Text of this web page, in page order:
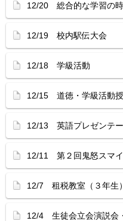
12/20 総合的な学習の
12/19 校内駅伝大会
12/18 学級活動
12/15 道徳・学級活動
12/13 英語プレゼンテ
12/11 第２回鬼怒スマ
12/7 租税教室（３年生）
12/4 生徒会立会演説会